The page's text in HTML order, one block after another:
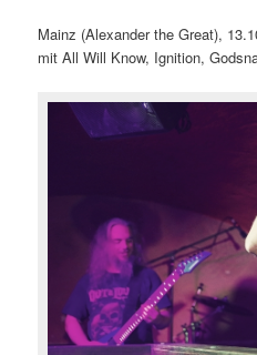
Mainz (Alexander the Great),
mit All Will Know, Ignition,